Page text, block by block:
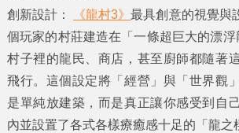
創新設計：
《龍村3》最具創意的視覺與
個玩家的村莊建造在「一條超巨大的漂浮
村子裡的龍民、商店，甚至廚師都隨著
飛行。這個設定將「經營」與「世界觀
是單純放建築，而是真正讓你感受到自
內並設置了各式各樣療癒感十足的「龍之